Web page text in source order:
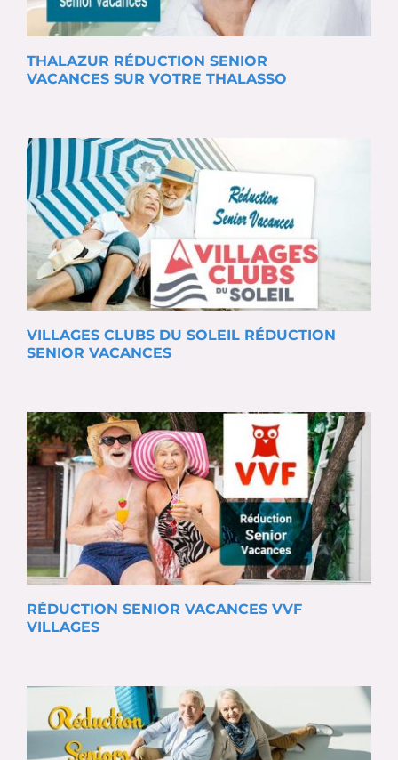
THALAZUR RÉDUCTION SENIOR
VACANCES SUR VOTRE THALASSO
VILLAGES CLUBS DU SOLEIL RÉDUCTION
SENIOR VACANCES
RÉDUCTION SENIOR VACANCES VVF
VILLAGES